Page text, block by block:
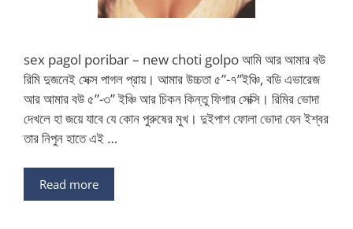
sex pagol poribar – new choti golpo আমি আর আমার বউ
রিমি দুজনেই সেক্স পাগল প্রায়। আমার উচ্চতা ৫”-৭”ইঞ্চি, বডি এভারেজ
আর আমার বউ ৫”-৩” ইঞ্চি আর চিকন কিন্তু ফিগার সেক্সি। রিমির ভোদা
দেখলে হা জয়ে যাবে যে কোন পুরুষের মুখ। দুইপাশ ফোলা ভোদা যেন ইশ্বর
তার নিপুন হাতে এই …
Read more